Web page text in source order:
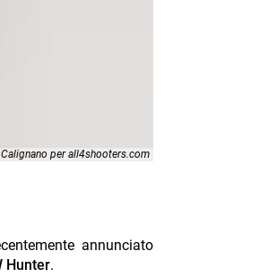
per all4shooters.com
annunciato
Hunter.